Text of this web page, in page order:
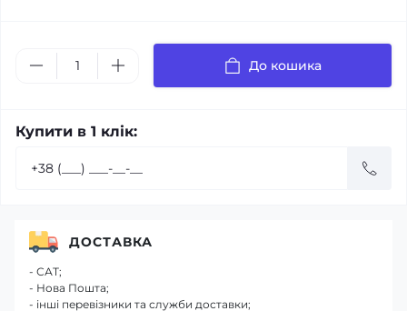
До кошика
Купити в 1 клік:
ДОСТАВКА
- САТ;
- Нова Пошта;
- інші перевізники та служби доставки;